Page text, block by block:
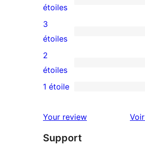
à
5
étoiles
0
avis
à
4
étoile
étoiles
0
avis
à
3
3
étoiles
0
avis
2
2
étoiles
à
1
1 étoile
Your review
Support